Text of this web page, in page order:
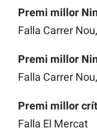
Premi millor
Falla Carrer
Premi millor
Falla Carrer
Premi millor
Falla El Mercat